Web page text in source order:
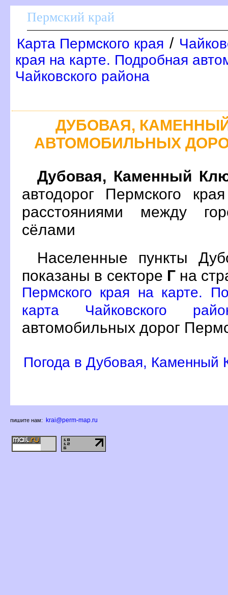
Пермский край
Карта Пермского края /
края на карте. Подробная
Чайковского района
ДУБОВАЯ,
АВТОМОБИЛЬНЫХ
Дубовая, Каменный
автодорог Пермского
расстояниями между
сёлами
Населенные пункты
показаны в секторе Гна
Пермского края на карте.
карта Чайковского
автомобильных дорог
Погода в Дубовая, Каменный
пишите нам: krai@perm-map.ru